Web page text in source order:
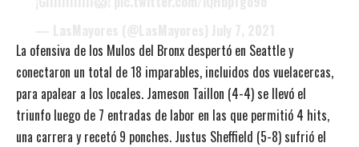
La ofensiva de los Mulos del Bronx despertó en Seattle y
conectaron un total de 18 imparables, incluidos dos vuelacercas,
para apalear a los locales. Jameson Taillon (4-4) se llevó el
triunfo luego de 7 entradas de labor en las que permitió 4 hits,
una carrera y recetó 9 ponches. Justus Sheffield (5-8) sufrió el